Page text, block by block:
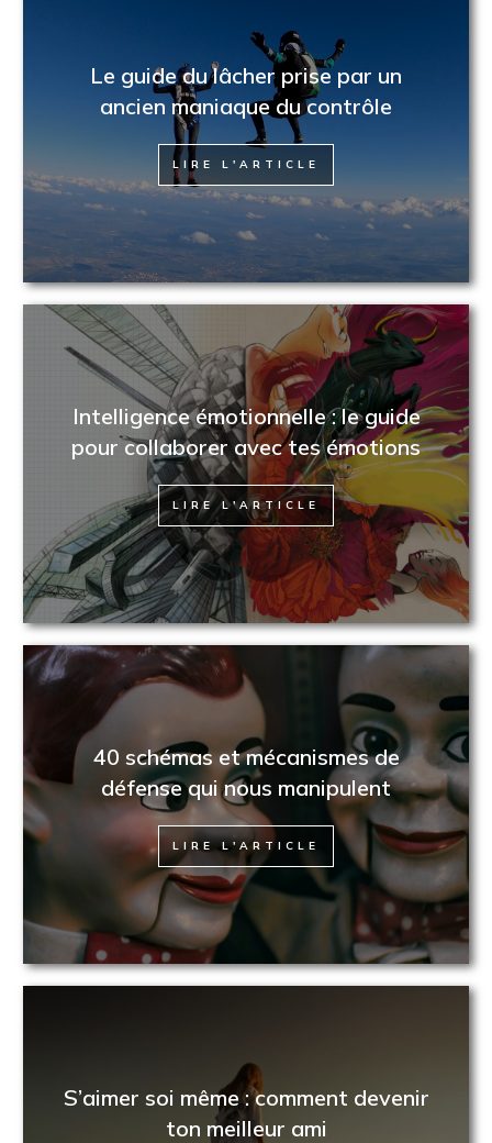
Le guide du lâcher prise par un
ancien maniaque du contrôle
LIRE L'ARTICLE
Intelligence émotionnelle : le guide
pour collaborer avec tes émotions
LIRE L'ARTICLE
40 schémas et mécanismes de
défense qui nous manipulent
LIRE L'ARTICLE
S’aimer soi même : comment devenir
ton meilleur ami